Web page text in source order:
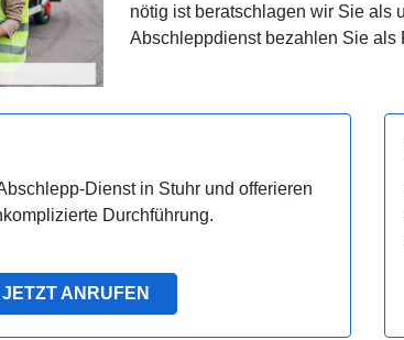
nötig ist beratschlagen wir Sie als
Abschleppdienst bezahlen Sie
Dienst in Stuhr und offerieren
Durchführung.
JETZT ANRUFEN